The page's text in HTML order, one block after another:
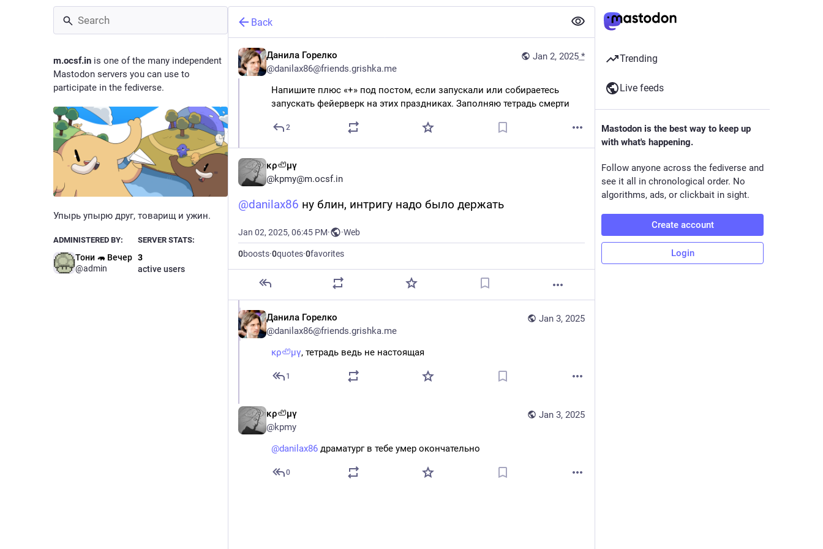
m.ocsf.in is one of the many independent
Mastodon servers you can use to
participate in the fediverse.
Упырь упырю друг, товарищ и ужин.
ADMINISTERED BY:
Тони 🦛 Вечер
@admin
SERVER STATS:
3
active users
Back
Jan 2, 2025 *
Данила Горелко
@danilax86@friends.grishka.me
Напишите плюс «+» под постом, если запускали или собираетесь
запускать фейерверк на этих праздниках. Заполняю тетрадь смерти
2
κρ🦥μγ
@kpmy@m.ocsf.in
@danilax86 ну блин, интригу надо было держать
Jan 02, 2025, 06:45 PM· ·Web
0boosts·0quotes·0favorites
Jan 3, 2025
Данила Горелко
@danilax86@friends.grishka.me
κρ🦥μγ, тетрадь ведь не настоящая
1
Jan 3, 2025
κρ🦥μγ
@kpmy
@danilax86 драматург в тебе умер окончательно
0
Trending
Live feeds
Mastodon is the best way to keep up
with what's happening.
Follow anyone across the fediverse and
see it all in chronological order. No
algorithms, ads, or clickbait in sight.
Create account
Login